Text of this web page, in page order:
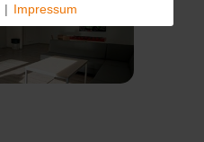
| Impressum